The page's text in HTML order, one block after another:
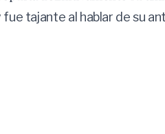
tajante al hablar de su